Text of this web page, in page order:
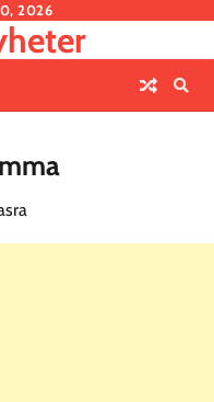
2026